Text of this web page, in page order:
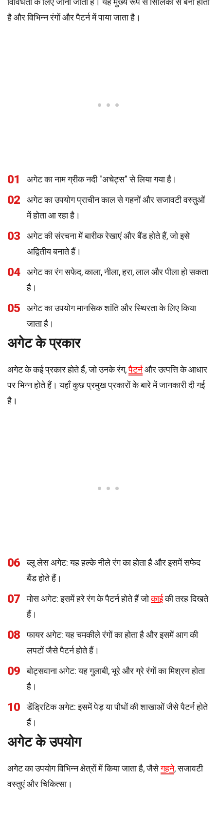
है और विभिन्न रंगों और पैटर्न में पाया जाता है।
01 अगेट का नाम ग्रीक नदी "अचेट्स" से लिया गया है।
02
अगेट का उपयोग प्राचीन काल से गहनों और सजावटी वस्तुओं
में होता आ रहा है।
03
अगेट की संरचना में बारीक रेखाएं और बैंड होते हैं, जो इसे
अद्वितीय बनाते हैं।
04
अगेट का रंग सफेद, काला, नीला, हरा, लाल और पीला हो सकता
है।
05
अगेट का उपयोग मानसिक शांति और स्थिरता के लिए किया
जाता है।
अगेट के प्रकार
अगेट के कई प्रकार होते हैं, जो उनके रंग,पैटर्नऔर उत्पत्ति के आधार
पर भिन्न होते हैं। यहाँ कुछ प्रमुख प्रकारों के बारे में जानकारी दी गई
है।
06
ब्लू लेस अगेट: यह हल्के नीले रंग का होता है और इसमें सफेद
बैंड होते हैं।
07 मोस अगेट: इसमें हरे रंग के पैटर्न होते हैं जोकाईकी तरह दिखते
हैं।
08
फायर अगेट: यह चमकीले रंगों का होता है और इसमें आग की
लपटों जैसे पैटर्न होते हैं।
09
बोट्सवाना अगेट: यह गुलाबी, भूरे और ग्रे रंगों का मिश्रण होता
है।
10
डेंड्रिटिक अगेट: इसमें पेड़ या पौधों की शाखाओं जैसे पैटर्न होते
हैं।
अगेट के उपयोग
अगेट का उपयोग विभिन्न क्षेत्रों में किया जाता है, जैसेगहने, सजावटी
वस्तुएं और चिकित्सा।